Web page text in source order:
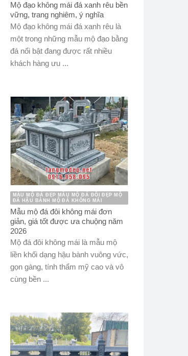
Mộ đạo không mái đá xanh rêu bền
vững, trang nghiêm, ý nghĩa
Mộ đạo không mái đá xanh rêu là
một trong những mẫu mộ đạo bằng
đá nổi bật đang được rất nhiều
khách hàng ưu ...
MẪU MỘ ĐÁ ĐẸP MẪU MỘ ĐÁ ĐÔI ĐẸP MỘ
ĐÁ HẬU BÀNH MỘ ĐÁ KHÔNG MÁI
Mẫu mộ đá đôi không mái đơn
giản, giá tốt được ưa chuộng năm
2026
Mộ đá đôi không mái là mẫu mộ
liền khối dạng hậu bành vuông vức,
gọn gàng, tính thẩm mỹ cao và vô
cùng bền ...